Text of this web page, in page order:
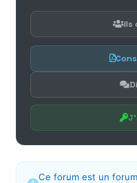
Ils
Ce forum est un